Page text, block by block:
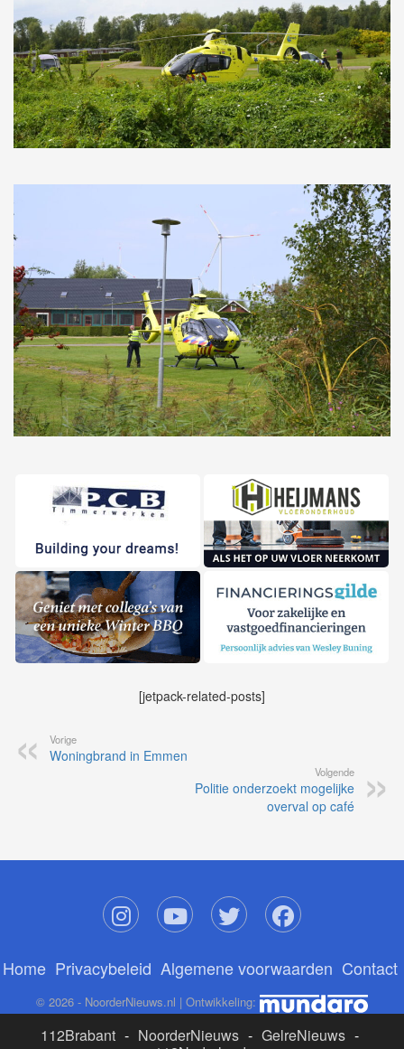
[jetpack-related-posts]
Vorige
Woningbrand in Emmen
Volgende
Politie onderzoekt mogelijke
overval op café
Home Privacybeleid Algemene voorwaarden Contact
© 2026 - NoorderNieuws.nl | Ontwikkeling:
112Brabant - NoorderNieuws - GelreNieuws -